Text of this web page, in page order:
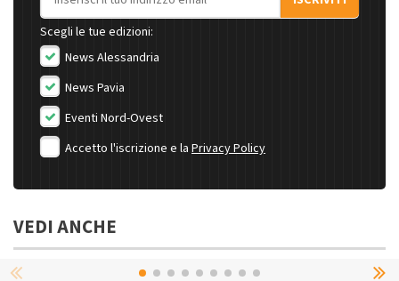
Scegli le tue edizioni:
News Alessandria
News Pavia
Eventi Nord-Ovest
Accetto l'iscrizione e la Privacy Policy
VEDI ANCHE